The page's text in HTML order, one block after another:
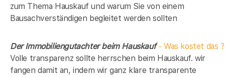
zum Thema Hauskauf und warum Sie von einem
Bausachverständigen begleitet werden sollten
Der Immobiliengutachter beim Hauskauf- Was kostet das ?
Volle transparenz sollte herrschen beim Hauskauf. wir
fangen damit an, indem wir ganz klare transparente